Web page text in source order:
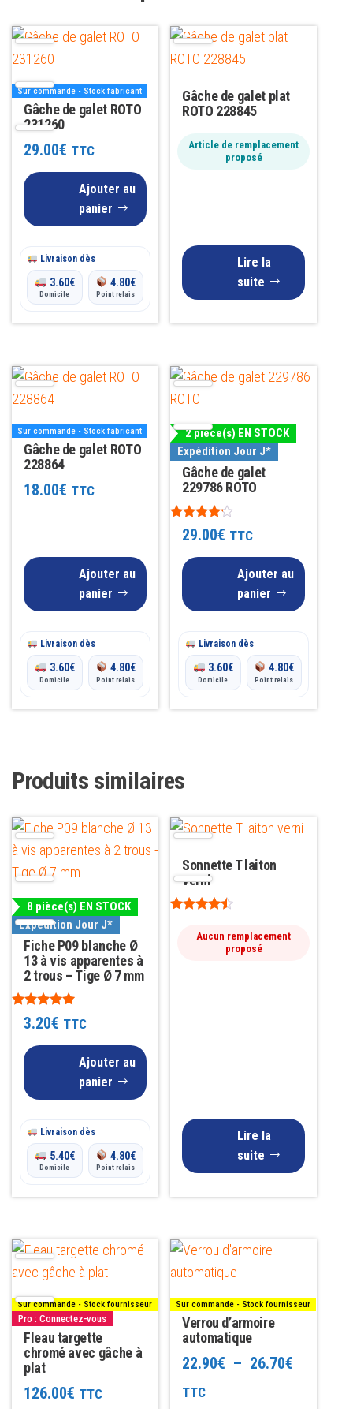
Sur commande - Stock fabricant
Gâche de galet ROTO
231260
29.00€ TTC
Ajouter au
panier
Livraison dès
3.60€
Domicile
4.80€
Point relais
Gâche de galet plat
ROTO 228845
Article de remplacement
proposé
Lire la
suite
Sur commande - Stock fabricant
Gâche de galet ROTO
228864
18.00€ TTC
Ajouter au
panier
Livraison dès
3.60€
Domicile
4.80€
Point relais
2 pièce(s) EN STOCK
Expédition Jour J*
Gâche de galet
229786 ROTO
Note
4.0029.00€ TTC
Ajouter au
panier
Livraison dès
3.60€
Domicile
4.80€
Point relais
Produits similaires
8 pièce(s) EN STOCK
Expédition Jour J*
Fiche P09 blanche Ø
13 à vis apparentes à
2 trous – Tige Ø 7 mm
Note
4.81
3.20€ TTC
Ajouter au
panier
Livraison dès
5.40€
Domicile
4.80€
Point relais
Sonnette T laiton
verni
Aucun remplacement
proposé
Lire la
suite
Sur commande - Stock fournisseur
Pro : Connectez-vous
Fleau targette
chromé avec gâche à
plat
126.00€ TTC
Sur commande - Stock fournisseur
Verrou d’armoire
automatique
22.90€ – 26.70€Plage
TTC
Ce
produit
plusieurs
variations.
Les